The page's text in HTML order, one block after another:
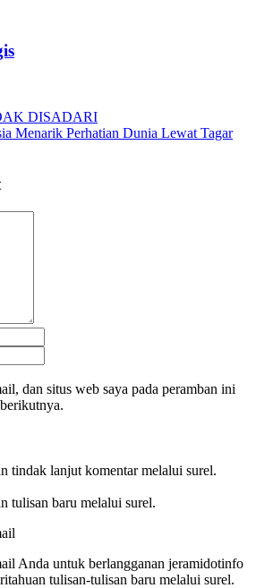
DISADARI
Menarik Perhatian Dunia Lewat Tagar
dan situs web saya pada peramban ini
tindak lanjut komentar melalui surel.
tulisan baru melalui surel.
Anda untuk berlangganan jeramidotinfo
tulisan-tulisan baru melalui surel.